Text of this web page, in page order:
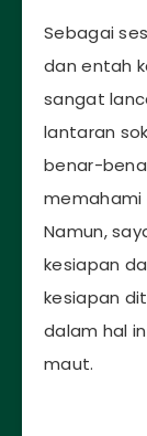
Sebagai
dan entah
sangat
lantaran
benar-
memahami
Namun,
kesiapan
kesiapan
dalam hal
maut.